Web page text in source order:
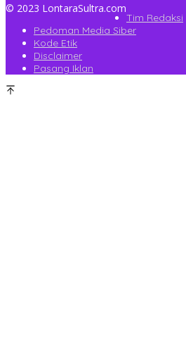
© 2023 LontaraSultra.com
Tim Redaksi
Pedoman Media Siber
Kode Etik
Disclaimer
Pasang Iklan